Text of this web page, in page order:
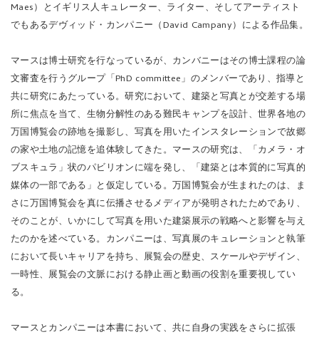
Maes）とイギリス人キュレーター、ライター、そしてアーティスト
でもあるデヴィッド・カンパニー（David Campany）による作品集。
マースは博士研究を行なっているが、 カンバニーはその博士課程の論
文審査を行うグループ「PhD committee」のメンバーであり、指導と
共に研究にあたっている。研究において、建築と写真とが交差する場
所に焦点を当て、生物分解性のある難民キャンプを設計、世界各地の
万国博覧会の跡地を撮影し、写真を用いたインスタレーションで故郷
の家や土地の記憶を追体験してきた。マースの研究は、「カメラ・オ
ブスキュラ」状のパビリオンに端を発し、「建築とは本質的に写真的
媒体の一部である」と仮定している。万国博覧会が生まれたのは、ま
さに万国博覧会を真に伝播させるメディアが発明されたためであり、
そのことが、いかにして写真を用いた建築展示の戦略へと影響を与え
たのかを述べている。カンパニーは、写真展のキュレーションと執筆
において長いキャリアを持ち、展覧会の歴史、スケールやデザイン、
一時性、展覧会の文脈における静止画と動画の役割を重要視してい
る。
マースとカンパニーは本書において、共に自身の実践をさらに拡張